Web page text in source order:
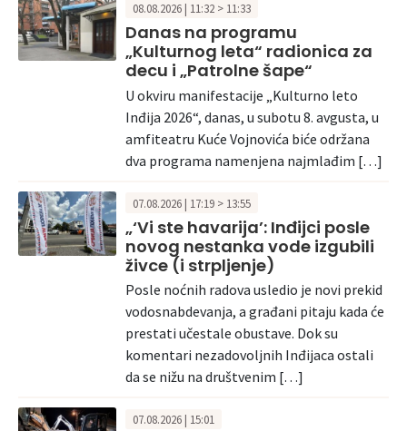
08.08.2026 | 11:32 > 11:33
Danas na programu
„Kulturnog leta“ radionica za
decu i „Patrolne šape“
U okviru manifestacije „Kulturno leto
Inđija 2026“, danas, u subotu 8. avgusta, u
amfiteatru Kuće Vojnovića biće održana
dva programa namenjena najmlađim […]
07.08.2026 | 17:19 > 13:55
„‘Vi ste havarija’: Inđijci posle
novog nestanka vode izgubili
živce (i strpljenje)
Posle noćnih radova usledio je novi prekid
vodosnabdevanja, a građani pitaju kada će
prestati učestale obustave. Dok su
komentari nezadovoljnih Inđijaca ostali
da se nižu na društvenim […]
07.08.2026 | 15:01